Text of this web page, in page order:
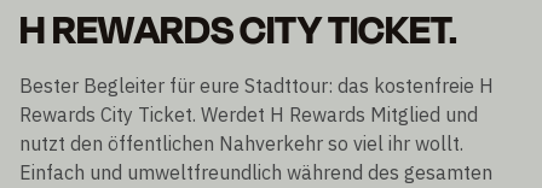
H REWARDS CITY TICKET.
Bester Begleiter für eure Stadttour: das kostenfreie H
Rewards City Ticket. Werdet H Rewards Mitglied und
nutzt den öffentlichen Nahverkehr so viel ihr wollt.
Einfach und umweltfreundlich während des gesamten